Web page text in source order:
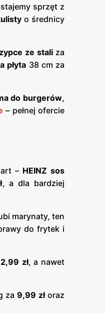
sprzęt z
o średnicy
ze staliza
płyta 38 cm za
do burgerów,
– pełnej ofercie
– HEINZ sos
, a dla bardziej
marynaty, ten
do frytek i
2,99 zł, a nawet
za 9,99 złoraz